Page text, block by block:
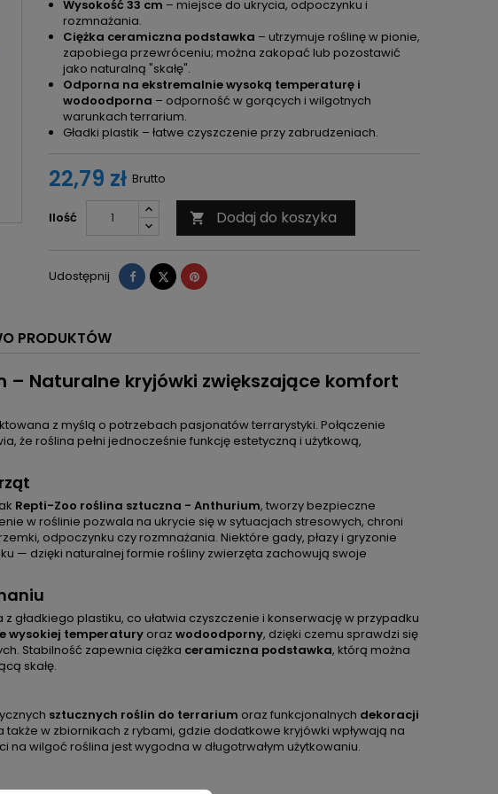
Wysokość 33 cm – miejsce do ukrycia, odpoczynku i
rozmnażania.
Ciężka ceramiczna podstawka – utrzymuje roślinę w pionie,
zapobiega przewróceniu; można zakopać lub pozostawić
jako naturalną "skałę".
Odporna na ekstremalnie wysoką temperaturę i
wodoodporna – odporność w gorących i wilgotnych
warunkach terrarium.
Gładki plastik – łatwe czyszczenie przy zabrudzeniach.
22,79 zł Brutto
Ilość  Dodaj do koszyka
Udostępnij Udostępnij
TweetujPinterest
PRODUKTÓW
Naturalne kryjówki zwiększające komfort
z myślą o potrzebach pasjonatów terrarystyki. Połączenie
że roślina pełni jednocześnie funkcję estetyczną i użytkową,
Repti-Zoo roślina sztuczna - Anthurium, tworzy bezpieczne
w roślinie pozwala na ukrycie się w sytuacjach stresowych, chroni
odpoczynku czy rozmnażania. Niektóre gady, płazy i gryzonie
— dzięki naturalnej formie rośliny zwierzęta zachowują swoje
z gładkiego plastiku, co ułatwia czyszczenie i konserwację w przypadku
wysokiej temperatury oraz wodoodporny, dzięki czemu sprawdzi się
Stabilność zapewnia ciężka ceramiczna podstawka, którą można
skałę.
sztucznych roślin do terrarium oraz funkcjonalnych dekoracji
także w zbiornikach z rybami, gdzie dodatkowe kryjówki wpływają na
wilgoć roślina jest wygodna w długotrwałym użytkowaniu.